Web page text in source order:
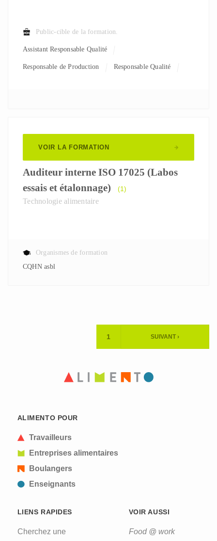
Public-cible de la formation.
Assistant Responsable Qualité
Responsable de Production Responsable Qualité
VOIR LA FORMATION
Auditeur interne ISO 17025 (Labos
essais et étalonnage)
(1)
Technologie alimentaire
Organismes de formation
CQHN asbl
PAGE
1 SUIVANT ›
ALIMENTO POUR
Travailleurs
Entreprises alimentaires
Boulangers
Enseignants
LIENS RAPIDES
Cherchez une
VOIR AUSSI
Food @ work